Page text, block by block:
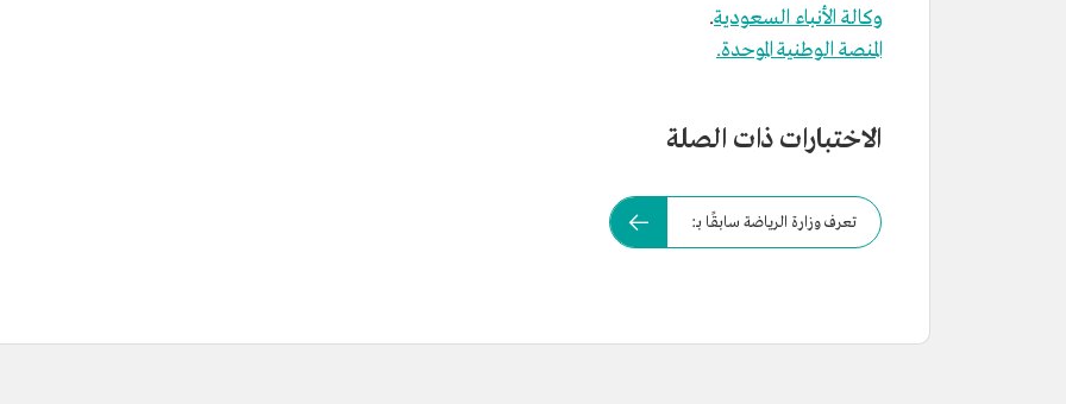
وكالة الأنباء السعودية.
المنصة الوطنية الموحدة.
الاختبارات ذات الصلة
تعرف وزارة الرياضة سابقًا بـ: